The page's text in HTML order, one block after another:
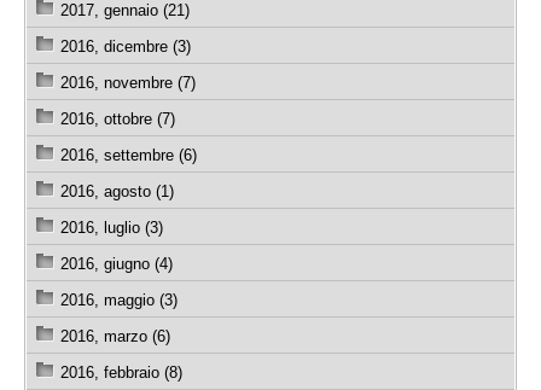
2017, gennaio (21)
2016, dicembre (3)
2016, novembre (7)
2016, ottobre (7)
2016, settembre (6)
2016, agosto (1)
2016, luglio (3)
2016, giugno (4)
2016, maggio (3)
2016, marzo (6)
2016, febbraio (8)